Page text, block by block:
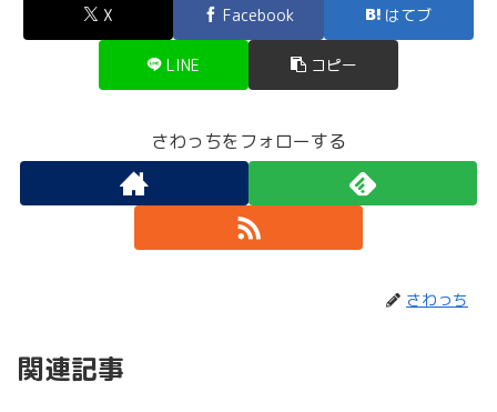
X Facebook はてブ
LINE コピー
さわっちをフォローする
さわっち
関連記事